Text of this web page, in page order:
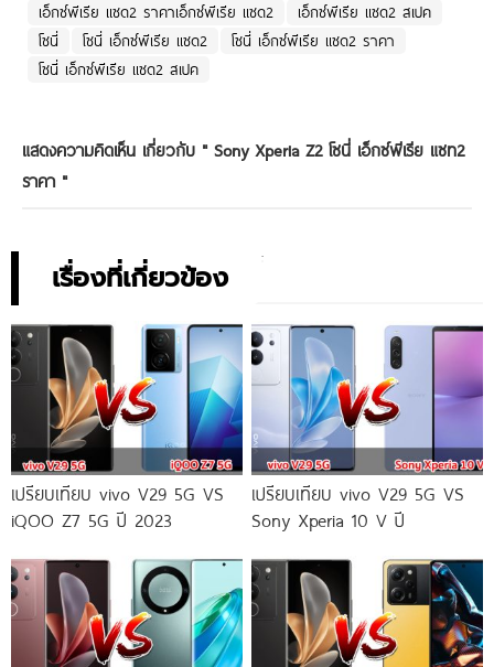
เอ็กซ์พีเรีย แซด2 ราคาเอ็กซ์พีเรีย แซด2
เอ็กซ์พีเรีย แซด2 สเปค
โซนี่
โซนี่ เอ็กซ์พีเรีย แซด2
โซนี่ เอ็กซ์พีเรีย แซด2 ราคา
โซนี่ เอ็กซ์พีเรีย แซด2 สเปค
แสดงความคิดเห็น เกี่ยวกับ " Sony Xperia Z2 โซนี่ เอ็กซ์พีเรีย แซท2
ราคา "
เรื่องที่เกี่ยวข้อง
เปรียบเทียบ vivo V29 5G VS
iQOO Z7 5G ปี 2023
เปรียบเทียบ vivo V29 5G VS
Sony Xperia 10 V ปี